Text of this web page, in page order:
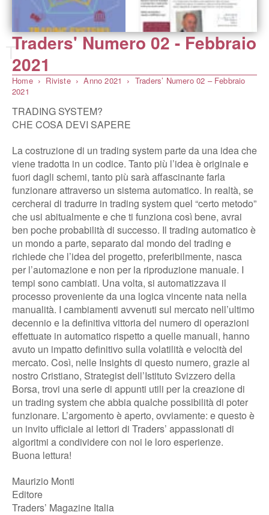
Traders' Numero 02 - Febbraio
2021
T
Home Riviste Anno 2021
Traders’ Numero 02 – Febbraio
2021
TRADING SYSTEM?
CHE COSA DEVI SAPERE
La costruzione di un trading system parte da una idea che
viene tradotta in un codice. Tanto più l’idea è originale e
fuori dagli schemi, tanto più sarà affascinante farla
funzionare attraverso un sistema automatico. In realtà, se
cercherai di tradurre in trading system quel “certo metodo”
che usi abitualmente e che ti funziona così bene, avrai
ben poche probabilità di successo. Il trading automatico è
un mondo a parte, separato dal mondo del trading e
richiede che l’idea del progetto, preferibilmente, nasca
per l’automazione e non per la riproduzione manuale. I
tempi sono cambiati. Una volta, si automatizzava il
processo proveniente da una logica vincente nata nella
manualità. I cambiamenti avvenuti sul mercato nell’ultimo
decennio e la definitiva vittoria del numero di operazioni
effettuate in automatico rispetto a quelle manuali, hanno
avuto un impatto definitivo sulla volatilità e velocità del
mercato. Così, nelle Insights di questo numero, grazie al
nostro Cristiano, Strategist dell’Istituto Svizzero della
Borsa, trovi una serie di appunti utili per la creazione di
un trading system che abbia qualche possibilità di poter
funzionare. L’argomento è aperto, ovviamente: e questo è
un invito ufficiale ai lettori di Traders’ appassionati di
algoritmi a condividere con noi le loro esperienze.
Buona lettura!
Maurizio Monti
Editore
Traders’ Magazine Italia